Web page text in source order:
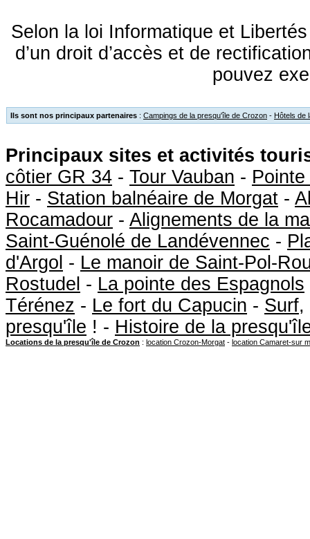
Selon la loi Informatique et
d’un droit d’accès et de
pouvez
Ils sont nos principaux partenaires : Campings de la presqu'île de Crozon - Hôtels de
Principaux sites et activités
côtier GR 34 - Tour Vauban -
Hir - Station balnéaire de Morgat -
Rocamadour - Alignements de la
Saint-Guénolé de Landévennec -
d'Argol - Le manoir de Saint-Pol-
Rostudel - La pointe des Espagnols
Térénez - Le fort du Capucin - Surf,
presqu'île ! - Histoire de la
Locations de la presqu'île de Crozon : location Crozon-Morgat - location Camaret-sur